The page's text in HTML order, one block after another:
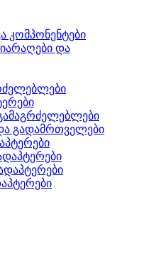
კომპონენტები
და
გადამრთველები